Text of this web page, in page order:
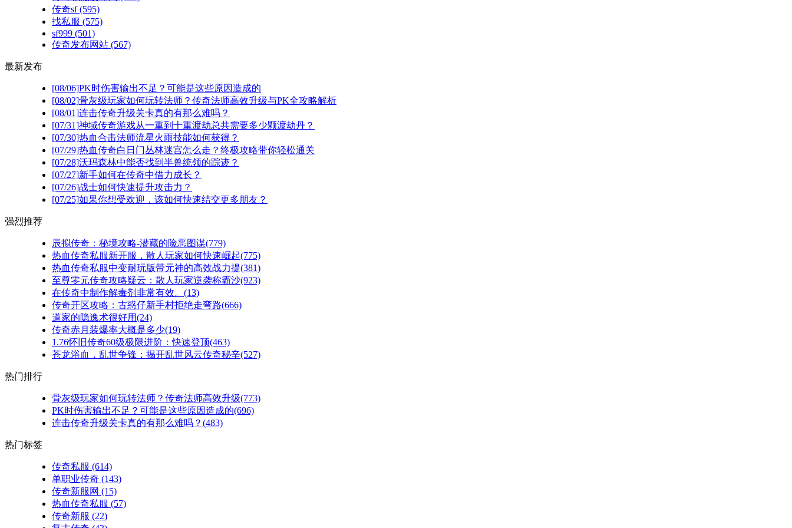
传奇sf(595)
找私服 (575)
sf999 (501)
传奇发布网站 (567)
最新发布
[08/06]PK时伤害输出不足？可能是这些原因造成的
[08/02]骨灰级玩家如何玩转法师？传奇法师高效升级与PK全攻略解析
[08/01]连击传奇升级关卡真的有那么难吗？
[07/31]神域传奇游戏从一重到十重渡劫总共需要多少颗渡劫丹？
[07/30]热血合击法师流星火雨技能如何获得？
[07/29]热血传奇白日门丛林迷宫怎么走？终极攻略带你轻松通关
[07/28]沃玛森林中能否找到半兽统领的踪迹？
[07/27]新手如何在传奇中借力成长？
[07/26]战士如何快速提升攻击力？
[07/25]如果你想受欢迎，该如何快速结交更多朋友？
强烈推荐
辰拟传奇：秘境攻略-潜藏的险恶图谋(779)
热血传奇私服新开服，散人玩家如何快速崛起(775)
热血传奇私服中变耐玩版带元神的高效战力提(381)
至尊零元传奇攻略疑云：散人玩家逆袭称霸沙(923)
在传奇中制作解毒剂非常有效。(13)
传奇开区攻略：古惑仔新手村拒绝走弯路(666)
道家的隐逸术很好用(24)
传奇赤月装爆率大概是多少(19)
1.76怀旧传奇60级极限进阶：快速登顶(463)
苍龙浴血，乱世争锋：揭开乱世风云传奇秘辛(527)
热门排行
骨灰级玩家如何玩转法师？传奇法师高效升级(773)
PK时伤害输出不足？可能是这些原因造成的(696)
连击传奇升级关卡真的有那么难吗？(483)
热门标签
传奇私服 (614)
单职业传奇 (143)
传奇新服网 (15)
热血传奇私服 (57)
传奇新服 (22)